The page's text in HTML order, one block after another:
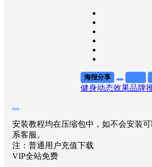
海报分享
健身动态效果品牌
安装教程均在压缩包中，如不会安装可
系客服。
注：普通用户充值下载
VIP全站免费